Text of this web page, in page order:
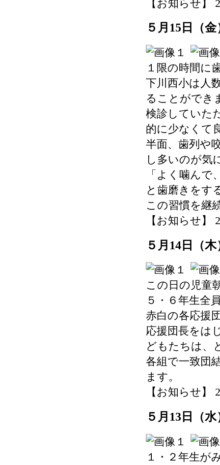
【お知らせ】
５月15日（
１限の時間に
下川西小は人
ることができ
検診していた
的に少なくて
半面、歯列や
し多いのが気
「よく噛ん
と歯磨きをす
この習慣を継
【お知らせ】
５月14日（
この日の児童
５・６年生全
赤白の各応援
応援団長をは
どもたちは、
各組で一致団
ます。
【お知らせ】
５月13日（
１・２年生が